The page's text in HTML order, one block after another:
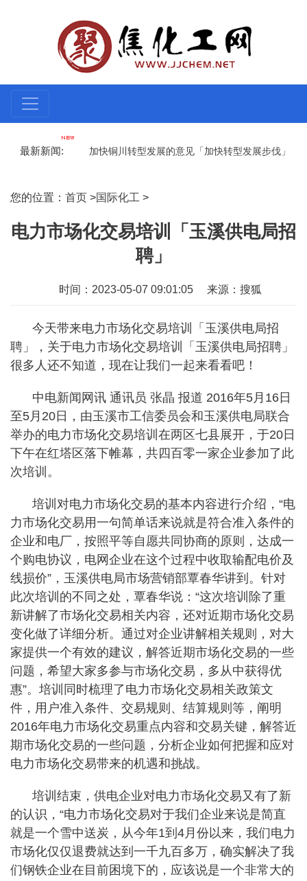
最新新闻:
施项目带动战略 加快铜川转型发展的意见「加快转型发展步伐」
您的位置： 首页 >国际化工 >
电力市场化交易培训「玉溪供电局招
聘」
时间：2023-05-07 09:01:05 来源：搜狐
今天带来电力市场化交易培训「玉溪供电局招
聘」，关于电力市场化交易培训「玉溪供电局招聘」
很多人还不知道，现在让我们一起来看看吧！
中电新闻网讯 通讯员 张晶 报道 2016年5月16日
至5月20日，由玉溪市工信委员会和玉溪供电局联合
举办的电力市场化交易培训在两区七县展开，于20日
下午在红塔区落下帷幕，共四百零一家企业参加了此
次培训。
培训对电力市场化交易的基本内容进行介绍，“电
力市场化交易用一句简单话来说就是符合准入条件的
企业和电厂，按照平等自愿共同协商的原则，达成一
个购电协议，电网企业在这个过程中收取输配电价及
线损价”，玉溪供电局市场营销部覃春华讲到。针对
此次培训的不同之处，覃春华说：“这次培训除了重
新讲解了市场化交易相关内容，还对近期市场化交易
变化做了详细分析。通过对企业讲解相关规则，对大
家提供一个有效的建议，解答近期市场化交易的一些
问题，希望大家多参与市场化交易，多从中获得优
惠”。培训同时梳理了电力市场化交易相关政策文
件，用户准入条件、交易规则、结算规则等，阐明
2016年电力市场化交易重点内容和交易关键，解答近
期市场化交易的一些问题，分析企业如何把握和应对
电力市场化交易带来的机遇和挑战。
培训结束，供电企业对电力市场化交易又有了新
的认识，“电力市场化交易对于我们企业来说是简直
就是一个雪中送炭，从今年1到4月份以来，我们电力
市场化仅仅退费就达到一千九百多万，确实解决了我
们钢铁企业在目前困境下的，应该说是一个非常大的